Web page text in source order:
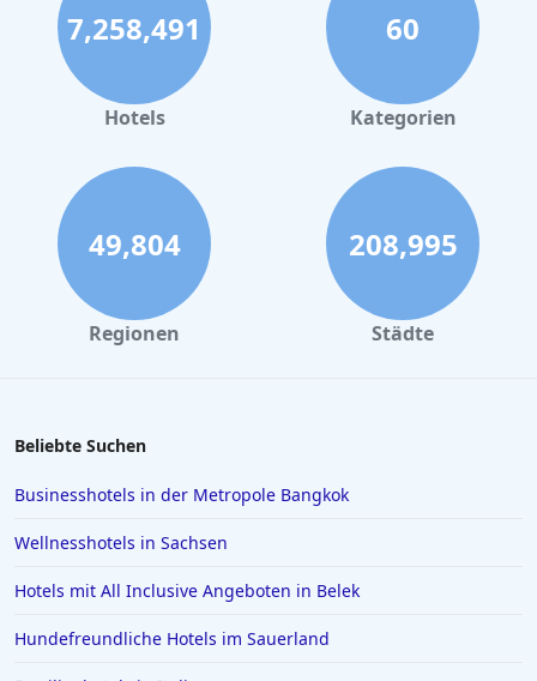
Hotels in Bamberg
Hotels in Nürnberg
Hotels in Büsum
Hotels an der Nordsee
Hotels in Augsburg
Hotels auf Lanzarote
Hotels in Schliersee
Hotels in Regensburg
Hotels in Obertauern
Hotels in Suhl
7,258,491
Hotels
60
Kategorien
49,804
Regionen
208,995
Städte
Beliebte Suchen
Businesshotels in der Metropole Bangkok
Wellnesshotels in Sachsen
Hotels mit All Inclusive Angeboten in Belek
Hundefreundliche Hotels im Sauerland